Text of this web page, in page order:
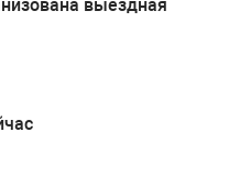
выездная